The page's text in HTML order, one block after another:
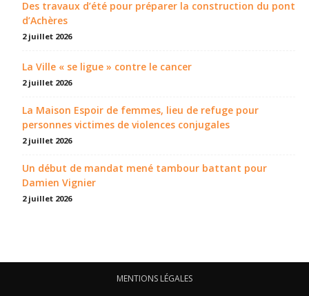
Des travaux d’été pour préparer la construction du pont
d’Achères
2 juillet 2026
La Ville « se ligue » contre le cancer
2 juillet 2026
La Maison Espoir de femmes, lieu de refuge pour
personnes victimes de violences conjugales
2 juillet 2026
Un début de mandat mené tambour battant pour
Damien Vignier
2 juillet 2026
MENTIONS LÉGALES